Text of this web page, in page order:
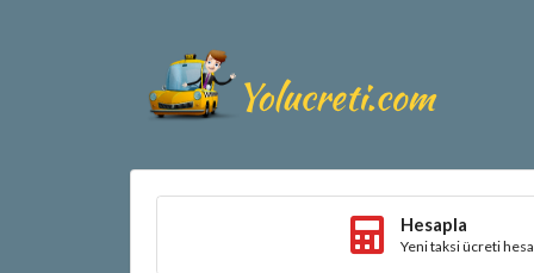
Hesapla
Yeni taksi ücreti